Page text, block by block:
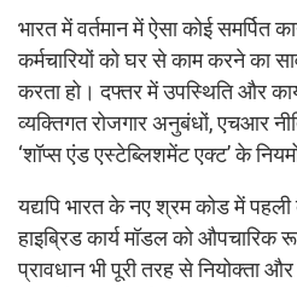
भारत में वर्तमान में ऐसा कोई समर्पित
कर्मचारियों को घर से काम करने का
करता हो। दफ्तर में उपस्थिति और
व्यक्तिगत रोजगार अनुबंधों, एचआर
‘शॉप्स एंड एस्टेब्लिशमेंट एक्ट’ के
यद्यपि भारत के नए श्रम कोड में पहली
हाइब्रिड कार्य मॉडल को औपचारिक
प्रावधान भी पूरी तरह से नियोक्ता